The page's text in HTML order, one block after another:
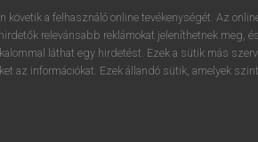
próbaverziójának
regisztrálok és
követik a felhasználó online tevékenységét. Az
relevánsabb reklámokat jeleníthetnek meg,
láthat egy hirdetést. Ezek a sütik más
az információkat. Ezek állandó sütik, amelyek